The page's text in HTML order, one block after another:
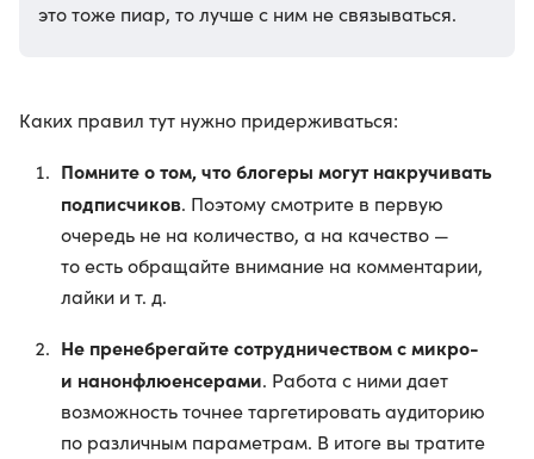
это тоже пиар, то лучше с ним не связываться.
Каких правил тут нужно придерживаться:
Помните о том, что блогеры могут накручивать
подписчиков. Поэтому смотрите в первую
очередь не на количество, а на качество —
то есть обращайте внимание на комментарии,
лайки и т. д.
Не пренебрегайте сотрудничеством с микро-
и нанонфлюенсерами. Работа с ними дает
возможность точнее таргетировать аудиторию
по различным параметрам. В итоге вы тратите